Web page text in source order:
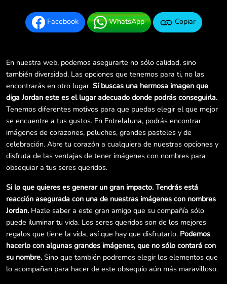
Facebook WhatsApp Copiar
En nuestra web, podemos asegurarte no sólo calidad, sino
también diversidad. Las opciones que tenemos para ti, no las
encontrarás en otro lugar. Sí buscas una hermosa imagen que
diga Jordan este es el lugar adecuado donde podrás conseguirla.
Tenemos diferentes motivos para que puedas elegir el que mejor
se encuentre a tus gustos. En Entrelaluna, podrás encontrar
imágenes de corazones, peluches, grandes pasteles y de
celebración. Abre tu corazón a cualquiera de nuestras opciones y
disfruta de las ventajas de tener imágenes con nombres para
obsequiar a tus seres queridos.
Si lo que quieres es generar un gran impacto. Tendrás está
reacción asegurada con una de nuestras imágenes con nombres
Jordan. Hazle saber a este gran amigo que su compañía sólo
puede iluminar tu vida. Los seres queridos son de los mejores
regalos que tiene la vida, así que hay que disfrutarlo. Podemos
hacerlo con algunas grandes imágenes, que no sólo contará con
su nombre. Sino que también podremos elegir los elementos que
lo acompañan para hacer de este obsequio aún más maravilloso.